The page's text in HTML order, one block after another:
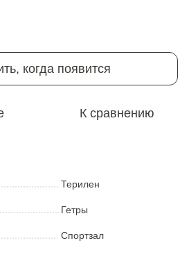
когда появится
К сравнению
Терилен
Гетры
Спортзал